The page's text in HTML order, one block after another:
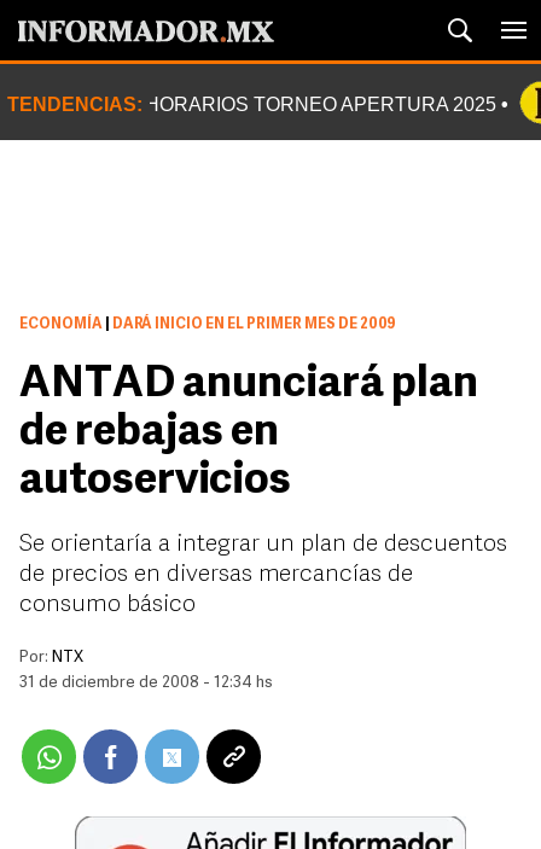
TENDENCIAS: HORARIOS TORNEO APERTURA 2025
ECONOMÍA DARÁ INICIO EN EL PRIMER MES DE 2009
ANTAD anunciará plan
de rebajas en
autoservicios
Se orientaría a integrar un plan de descuentos
de precios en diversas mercancías de
consumo básico
Por: NTX
31 de diciembre de 2008 - 12:34 hs